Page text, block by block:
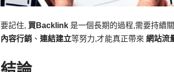
要記住, 買Backlink 是一個長期的過程,需要持續
內容行銷 、 連結建立等努力,才能真正帶來 網站流